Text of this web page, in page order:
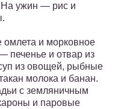
На ужин — рис и
омлета и морковное
печенье и отвар из
из овощей, рыбные
молока и банан.
с земляничным
и паровые